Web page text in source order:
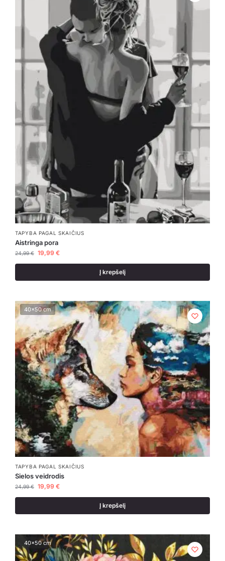
TAPYBA PAGAL SKAIČIUS
Aistringa pora
24,99€ 19,99 €
Į krepšelį
40x50 cm
TAPYBA PAGAL SKAIČIUS
Sielos veidrodis
24,99€ 19,99 €
Į krepšelį
40x50 cm